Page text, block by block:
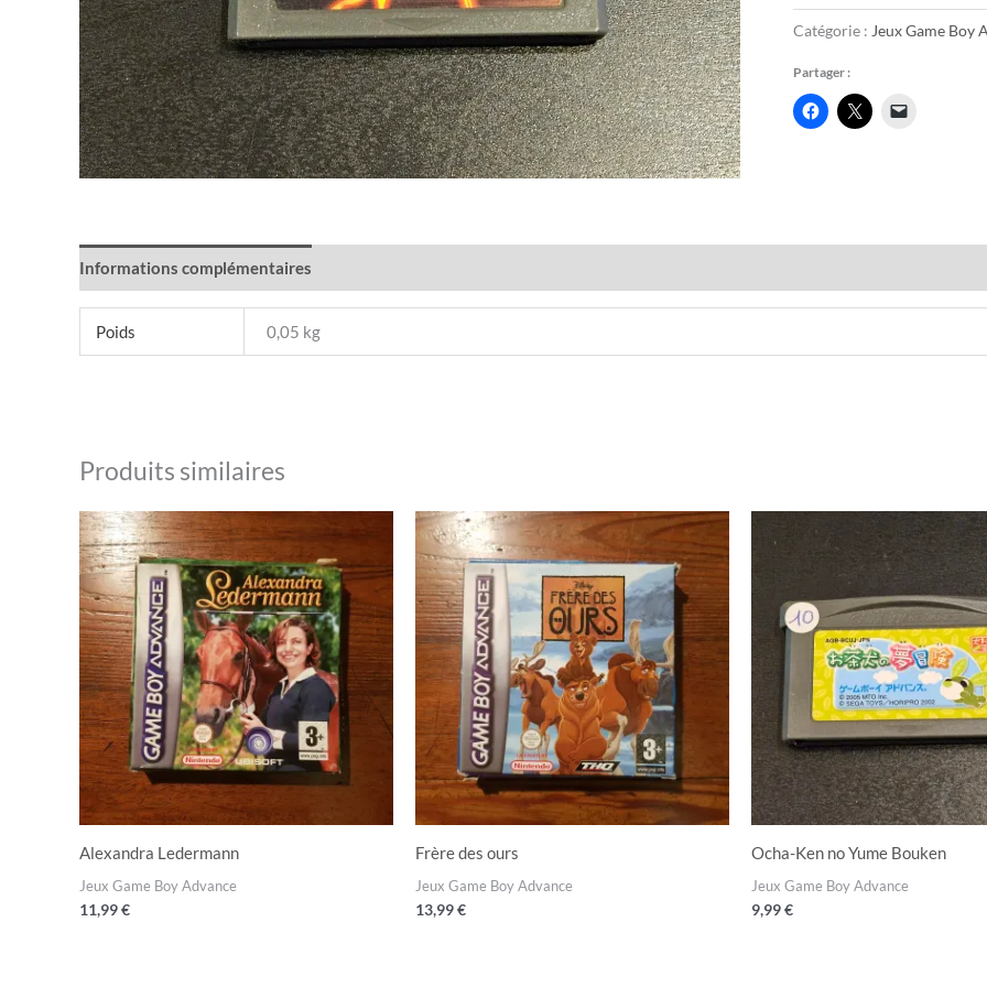
Catégorie : Jeux Game Boy
Partager :
Informations complémentaires
Poids 0,05 kg
Produits similaires
Alexandra Ledermann
Jeux Game Boy Advance
11,99€
Frère des ours
Jeux Game Boy Advance
13,99€
Ocha-Ken no Yume Bouken
Jeux Game Boy Advance
9,99€